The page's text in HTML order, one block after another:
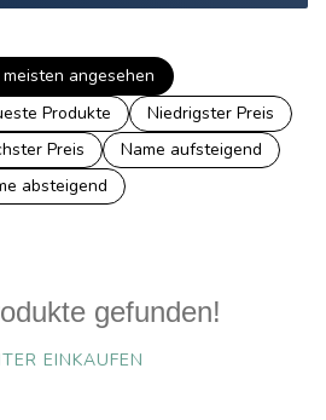
angesehen
Produkte
Niedrigster Preis
Preis
Name aufsteigend
absteigend
gefunden!
EINKAUFEN